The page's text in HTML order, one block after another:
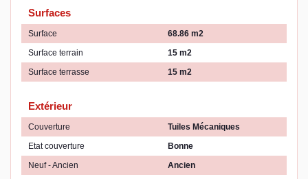
Surfaces
Surface
68.86 m2
Surface terrain
15 m2
Surface terrasse
15 m2
Extérieur
Couverture
Tuiles Mécaniques
Etat couverture
Bonne
Neuf - Ancien
Ancien